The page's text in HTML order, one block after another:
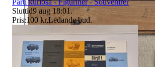
Parti kuriosa - Figuriner - Souvenirer
Sluttid9 aug 18:01 .
Pris:100 kr,Ledande bud.